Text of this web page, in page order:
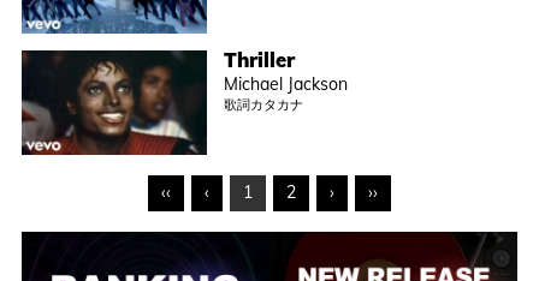
Thriller
Michael Jackson
歌詞カタカナ
‹‹ ‹ 1 2 › ››